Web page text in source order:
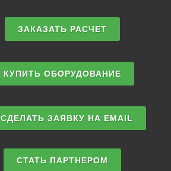
ЗАКАЗАТЬ РАСЧЕТ
КУПИТЬ ОБОРУДОВАНИЕ
СДЕЛАТЬ ЗАЯВКУ НА EMAIL
СТАТЬ ПАРТНЕРОМ